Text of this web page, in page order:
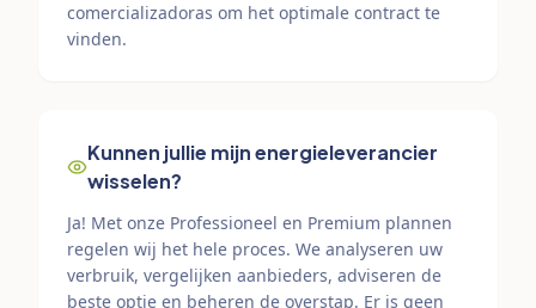
comercializadoras om het optimale contract te
vinden.
Kunnen jullie mijn energieleverancier
wisselen?
Ja! Met onze Professioneel en Premium plannen
regelen wij het hele proces. We analyseren uw
verbruik, vergelijken aanbieders, adviseren de
beste optie en beheren de overstap. Er is geen